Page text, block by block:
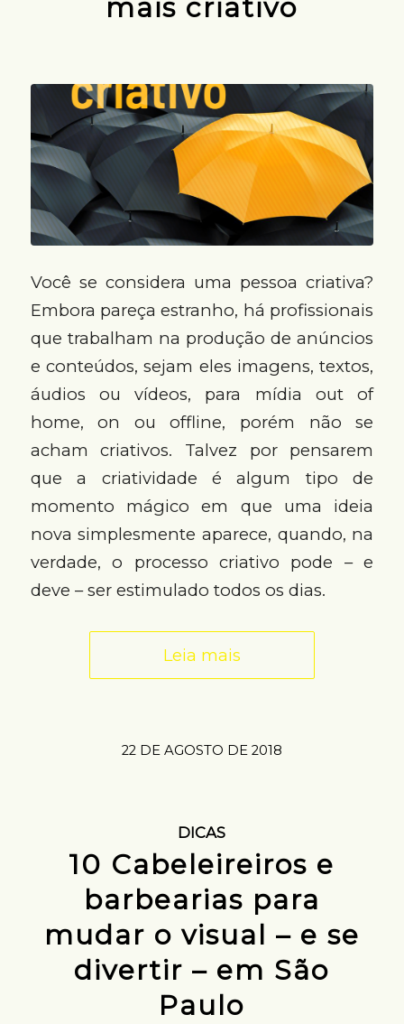
mais criativo
Você se considera uma pessoa criativa?
Embora pareça estranho, há profissionais
que trabalham na produção de anúncios
e conteúdos, sejam eles imagens, textos,
áudios ou vídeos, para mídia out of
home, on ou offline, porém não se
acham criativos. Talvez por pensarem
que a criatividade é algum tipo de
momento mágico em que uma ideia
nova simplesmente aparece, quando, na
verdade, o processo criativo pode – e
deve – ser estimulado todos os dias.
Leia mais
22 DE AGOSTO DE 2018
DICAS
10 Cabeleireiros e
barbearias para
mudar o visual – e se
divertir – em São
Paulo